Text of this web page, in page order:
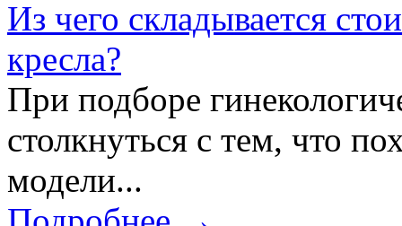
Из чего складывается
кресла?
При подборе
столкнуться с тем, что
модели...